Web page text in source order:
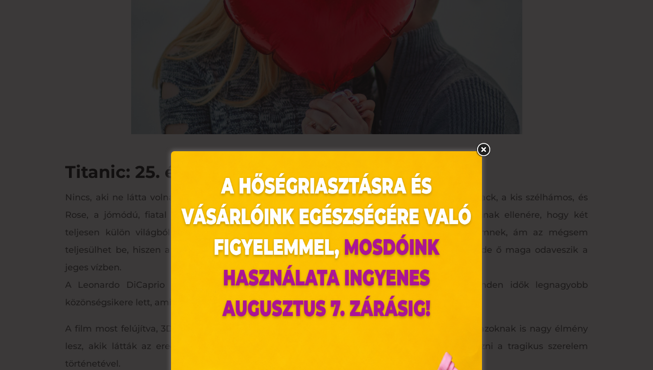
Titanic: 25. évforduló
Nincs, aki ne látta volna a híres szerelmi történetet,James Cameron klasszikusát, melyben Jack, a kis szélhámos, és
Rose, a jómódú, fiatal naiva a Titanic fedélzetén menthetetlenül egymásba szeretnek, annak ellenére, hogy két
teljesen külön világból érkeznek. A lánynak van jegyese, mégis átadja magát a szerelemnek, ám az mégsem
teljesülhet be, hiszen a luxushajó jéghegynek ütközik, és elsüllyed. Jack megmenti Rose-t, de ő maga odaveszik a
jeges vízben.
A Leonardo DiCaprio és Kate Winslet főszereplésével készült film 25 évvel ezelőtt minden idők legnagyobb
közönségsikere lett, amit a szakma 11 Oscar-díjjal is jutalmazott.
A film most felújítva, 3D-ben látható újra a mozikban. Tökéletes Valentin-napi program, ami azoknak is nagy élmény
lesz, akik látták az eredeti 1997-es filmet, és azoknak is, akik most fognak először találkozni a tragikus szerelem
történetével.
Ez az oldal sütiket használ
Weboldalunkon „cookie"-kat (továbbiakban „süti") alkalmazunk. Ezek olyan
fájlok, melyek információt tárolnak webes böngészőjében. Ehhez az Ön
elektronikus kereskedelmi szolgáltatások, az információs társadalommal